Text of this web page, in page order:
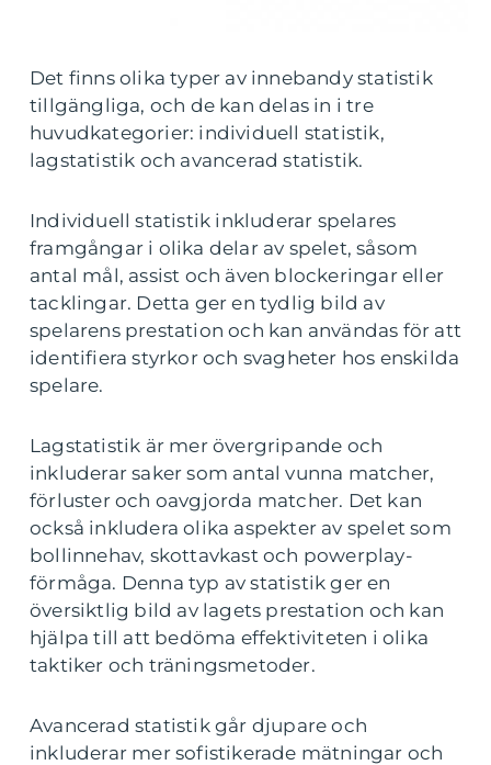
Det finns olika typer av innebandy statistik
tillgängliga, och de kan delas in i tre
huvudkategorier: individuell statistik,
lagstatistik och avancerad statistik.
Individuell statistik inkluderar spelares
framgångar i olika delar av spelet, såsom
antal mål, assist och även blockeringar eller
tacklingar. Detta ger en tydlig bild av
spelarens prestation och kan användas för att
identifiera styrkor och svagheter hos enskilda
spelare.
Lagstatistik är mer övergripande och
inkluderar saker som antal vunna matcher,
förluster och oavgjorda matcher. Det kan
också inkludera olika aspekter av spelet som
bollinnehav, skottavkast och powerplay-
förmåga. Denna typ av statistik ger en
översiktlig bild av lagets prestation och kan
hjälpa till att bedöma effektiviteten i olika
taktiker och träningsmetoder.
Avancerad statistik går djupare och
inkluderar mer sofistikerade mätningar och